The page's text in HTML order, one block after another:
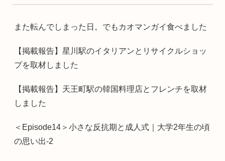
また転んでしまった日。でもカオマンガイ食べました
【掲載報告】星川駅のイタリアンとリサイクルショッ
プを取材しました
【掲載報告】天王町駅の韓国料理店とフレンチを取材
しました
＜Episode14＞小さな反抗期と成人式｜大学2年生の頃
の思い出-2